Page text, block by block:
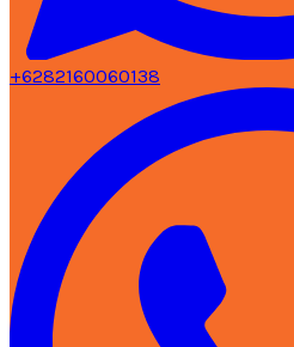
+6282160060138